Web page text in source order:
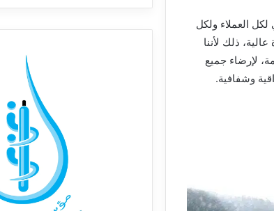
العملاء ولكل
ذلك لأننا
لإرضاء جميع
وشفافية.